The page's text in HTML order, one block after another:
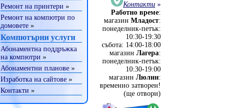
Ремонт на принтери »
Ремонт на компютри по
домовете »
Компютърни услуги
Абонаментна поддръжка
на компютри »
Абонаментни планове »
Изработка на сайтове »
Контакти »
Контакти »
Работно време:
магазин Младост:
понеделник-петък:
10:30-19:30
събота: 14:00-18:00
магазин Лагера:
понеделник-петък:
10:30-19:00
магазин Люлин:
временно затворен!
(ще отвори)